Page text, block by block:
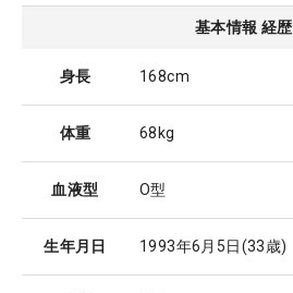
基本情報 経歴
身長 168cm
体重 68kg
血液型 O型
生年月日 1993年6月5日(33歳)